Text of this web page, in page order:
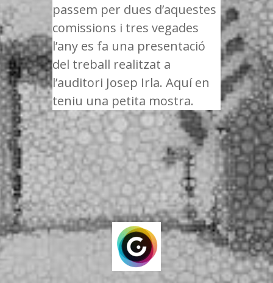
passem per dues d’aquestes
comissions i tres vegades
l’any es fa una presentació
del treball realitzat a
l’auditori Josep Irla. Aquí en
teniu una petita mostra.